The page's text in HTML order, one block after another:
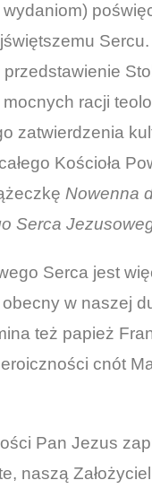
Sercu.
racji
zatwierdzenia
Kościoła
Nowenna
Serca
Serca jest
w naszej
też papież
cnót
Pan Jezus
naszą